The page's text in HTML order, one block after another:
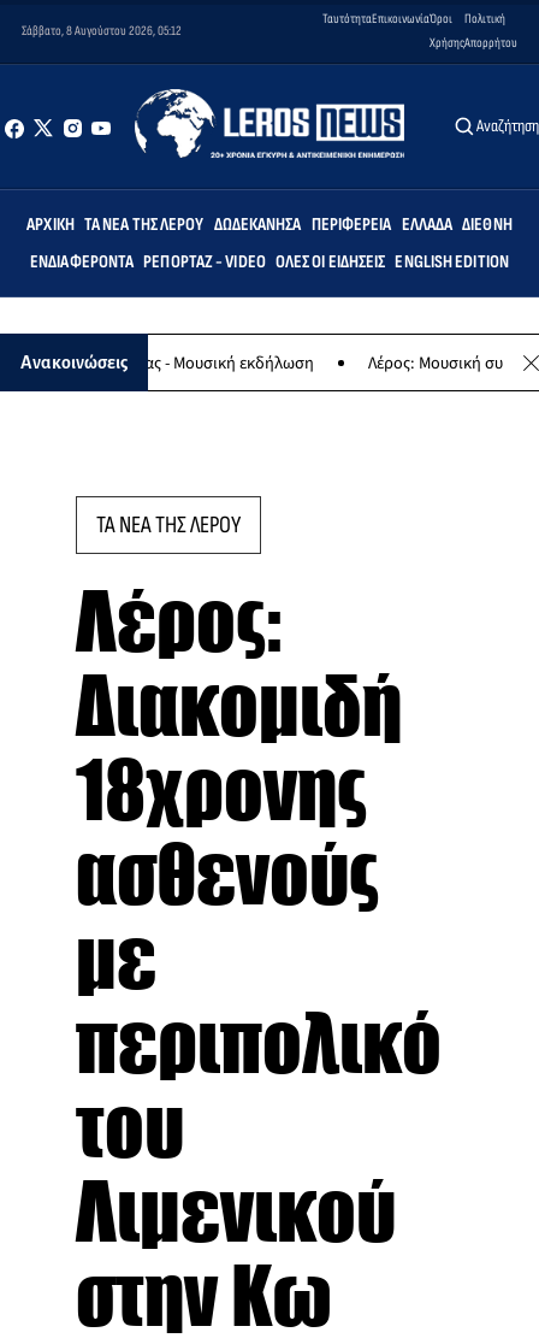
Σάββατο, 8 Αυγούστου 2026, 05:12
ΤαυτότηταΕπικοινωνίαΌροι
Χρήσης
Πολιτική
Απορρήτου
Αναζήτηση
ΑΡΧΙΚΉ ΤΑ ΝΈΑ ΤΗΣ ΛΈΡΟΥ ΔΩΔΕΚΆΝΗΣΑ ΠΕΡΙΦΈΡΕΙΑ ΕΛΛΆΔΑ ΔΙΕΘΝΉ
ΕΝΔΙΑΦΈΡΟΝΤΑ ΡΕΠΟΡΤΆΖ - VIDEO ΌΛΕΣ ΟΙ ΕΙΔΉΣΕΙΣ ENGLISH EDITION
Ανακοινώσεις
της Παναγίας - Μουσική εκδήλωση Λέρος: Μουσική συναυλία
ΤΑ ΝΕΑ ΤΗΣ ΛΕΡΟΥ
Λέρος:
Διακομιδή
18χρονης
ασθενούς
με
περιπολικό
του
Λιμενικού
στην Κω